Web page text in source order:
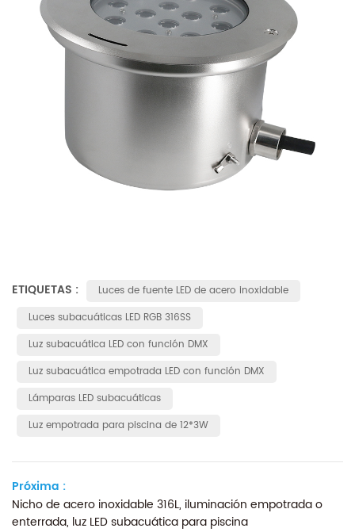
ETIQUETAS :
Luces de fuente LED de acero inoxidable
Luces subacuáticas LED RGB 316SS
Luz subacuática LED con función DMX
Luz subacuática empotrada LED con función DMX
Lámparas LED subacuáticas
Luz empotrada para piscina de 12*3W
Próxima :
Nicho de acero inoxidable 316L, iluminación empotrada o
enterrada, luz LED subacuática para piscina